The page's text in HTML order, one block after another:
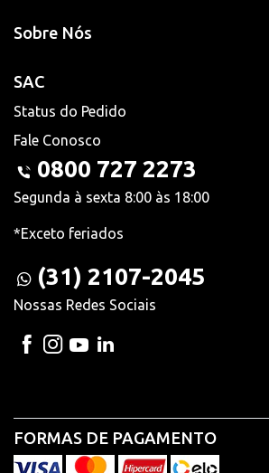
Sobre Nós
SAC
Status do Pedido
Fale Conosco
0800 727 2273
Segunda à sexta 8:00 às 18:00
*Exceto feriados
(31) 2107-2045
Nossas Redes Sociais
FORMAS DE PAGAMENTO